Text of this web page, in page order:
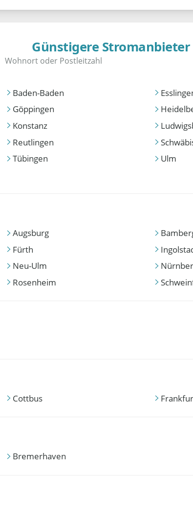
Günstigere
Baden-Baden
Göppingen
Konstanz
Reutlingen
Tübingen Ulm
Augsburg
Fürth
Neu-Ulm
Rosenheim
Cottbus
Bremerhaven